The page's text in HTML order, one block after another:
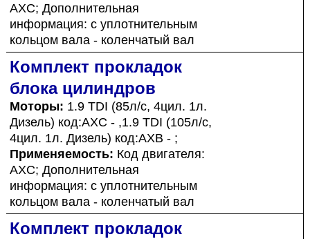
AXC; Дополнительная
информация: с уплотнительным
кольцом вала - коленчатый вал
Комплект прокладок
блока цилиндров
Моторы: 1.9 TDI (85л/с, 4цил. 1л.
Дизель) код:AXC - ,1.9 TDI (105л/с,
4цил. 1л. Дизель) код:AXB - ;
Применяемость: Код двигателя:
AXC; Дополнительная
информация: с уплотнительным
кольцом вала - коленчатый вал
Комплект прокладок